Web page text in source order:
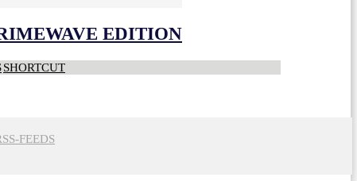
EDITION
SHORTCUT
FEEDS